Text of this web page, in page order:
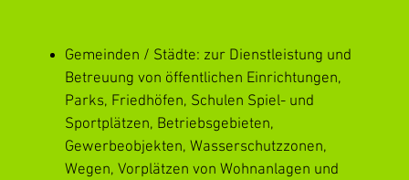
Gemeinden / Städte: zur Dienstleistung und
Betreuung von öffentlichen Einrichtungen,
Parks, Friedhöfen, Schulen Spiel- und
Sportplätzen, Betriebsgebieten,
Gewerbeobjekten, Wasserschutzzonen,
Wegen, Vorplätzen von Wohnanlagen und